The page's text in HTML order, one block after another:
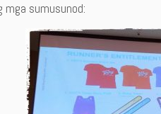
mga sumusunod: